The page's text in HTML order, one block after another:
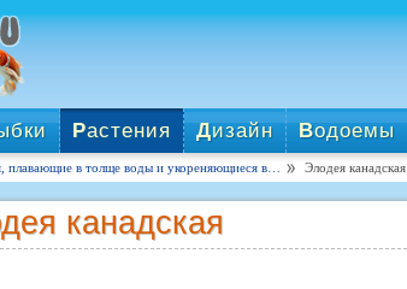
Растения Дизайн Водоемы
плавающие в толще воды и укореняющиеся в… Элодея канадская
канадская